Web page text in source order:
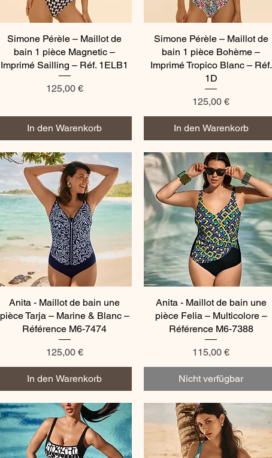
Schnellansicht
Simone Pérèle – Maillot de
bain 1 pièce Magnetic –
Imprimé Sailling – Réf. 1ELB1
Preis
125,00 €
In den Warenkorb
Schnellansicht
Simone Pérèle – Maillot de
bain 1 pièce Bohème –
Imprimé Tropico Blanc – Réf.
1D
Preis
125,00 €
In den Warenkorb
Schnellansicht
Anita - Maillot de bain une
pièce Tarja – Marine & Blanc –
Référence M6-7474
Preis
125,00 €
In den Warenkorb
Schnellansicht
Anita - Maillot de bain une
pièce Felia – Multicolore –
Référence M6-7388
Preis
115,00 €
Nicht verfügbar